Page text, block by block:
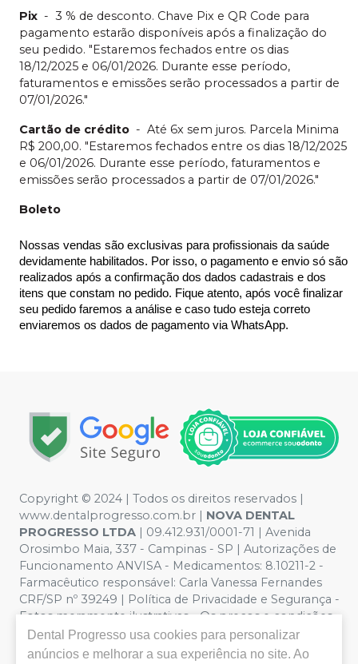
Pix - 3 % de desconto. Chave Pix e QR Code para
pagamento estarão disponíveis após a finalização do
seu pedido. "Estaremos fechados entre os dias
18/12/2025 e 06/01/2026. Durante esse período,
faturamentos e emissões serão processados a partir de
07/01/2026."
Cartão de crédito - Até 6x sem juros. Parcela Minima
R$ 200,00. "Estaremos fechados entre os dias 18/12/2025
e 06/01/2026. Durante esse período, faturamentos e
emissões serão processados a partir de 07/01/2026."
Boleto
Nossas vendas são exclusivas para profissionais da saúde
devidamente habilitados. Por isso, o pagamento e envio só são
realizados após a confirmação dos dados cadastrais e dos
itens que constam no pedido. Fique atento, após você finalizar
seu pedido faremos a análise e caso tudo esteja correto
enviaremos os dados de pagamento via WhatsApp.
Copyright © 2024 | Todos os direitos reservados |
www.dentalprogresso.com.br | NOVA DENTAL
PROGRESSO LTDA | 09.412.931/0001-71 | Avenida
Orosimbo Maia, 337 - Campinas - SP | Autorizações de
Funcionamento ANVISA - Medicamentos: 8.10211-2 -
Farmacêutico responsável: Carla Vanessa Fernandes
CRF/SP nº 39249 | Política de Privacidade e Segurança -
Fotos meramente ilustrativas - Os preços e condições
da loja virtual estão sujeitos a alterações. Em caso de
divergência de preços no site, o valor válido é o do
Dental Progresso usa cookies para personalizar
anúncios e melhorar a sua experiência no site. Ao